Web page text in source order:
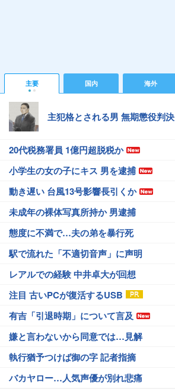
主要 国内 海外
主犯格とされる男 無期懲役判決
20代税務署員 1億円超脱税か
小学生の女の子にキス 男を逮捕
動き遅い 台風13号影響長引くか
未成年の裸体写真所持か 男逮捕
態度に不満で…夫の弟を暴行死
駅で流れた「不適切音声」に声明
レアルでの経験 中井卓大が回想
注目 古いPCが復活するUSB
有吉「引退時期」について言及
嫌と言わないから同意では…見解
執行猶予つけば御の字 記者指摘
バカヤロー…人気声優が別れ悲痛